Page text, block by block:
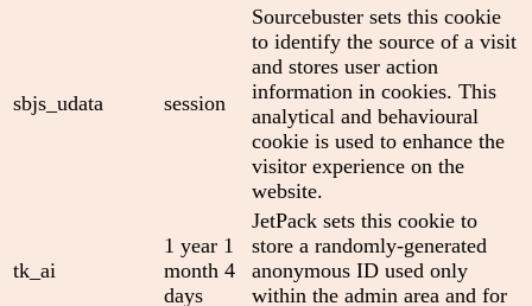
sbjs_udata session
Sourcebuster sets this cookie
to identify the source of a visit
and stores user action
information in cookies. This
analytical and behavioural
cookie is used to enhance the
visitor experience on the
website.
tk_ai
1 year 1
month 4
days
JetPack sets this cookie to
store a randomly-generated
anonymous ID used only
within the admin area and for